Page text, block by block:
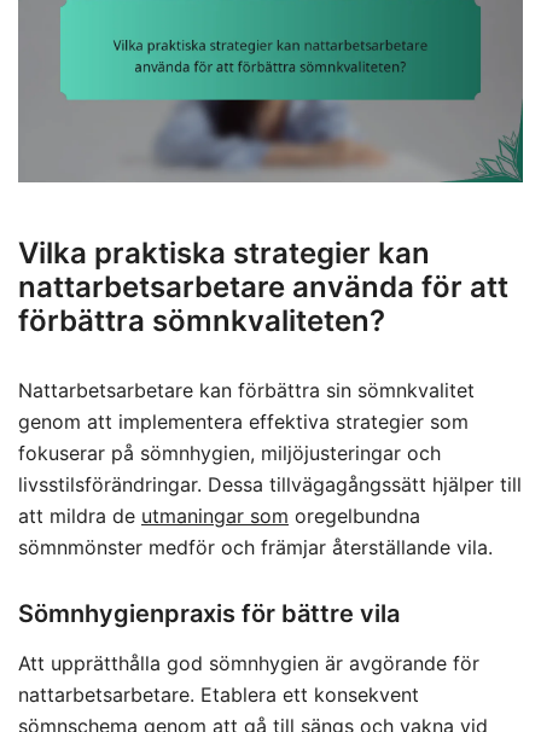
Vilka praktiska strategier kan
nattarbetsarbetare använda för att
förbättra sömnkvaliteten?
Nattarbetsarbetare kan förbättra sin sömnkvalitet
genom att implementera effektiva strategier som
fokuserar på sömnhygien, miljöjusteringar och
livsstilsförändringar. Dessa tillvägagångssätt hjälper till
att mildra de utmaningar som oregelbundna
sömnmönster medför och främjar återställande vila.
Sömnhygienpraxis för bättre vila
Att upprätthålla god sömnhygien är avgörande för
nattarbetsarbetare. Etablera ett konsekvent
sömnschema genom att gå till sängs och vakna vid